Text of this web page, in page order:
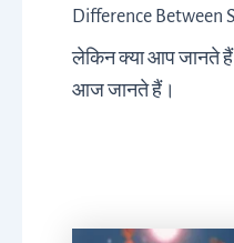
Difference Between
लेकिन क्या आप जानते हैं
आज जानते हैं।